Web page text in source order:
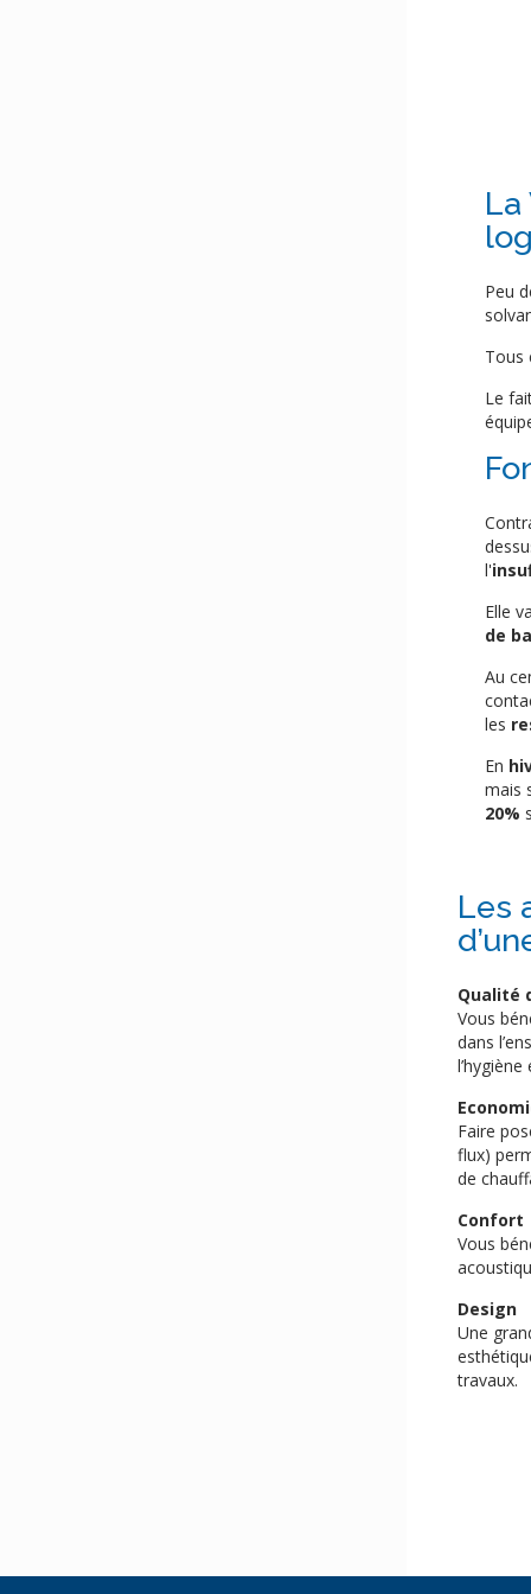
La
Peu
Tous
Le
l'
Elle
de
Au
les
En
mais
20%
Les
Qualité
Vous
dans
Faire
flux)
de
Confort
Vous
Design
Une
travaux.